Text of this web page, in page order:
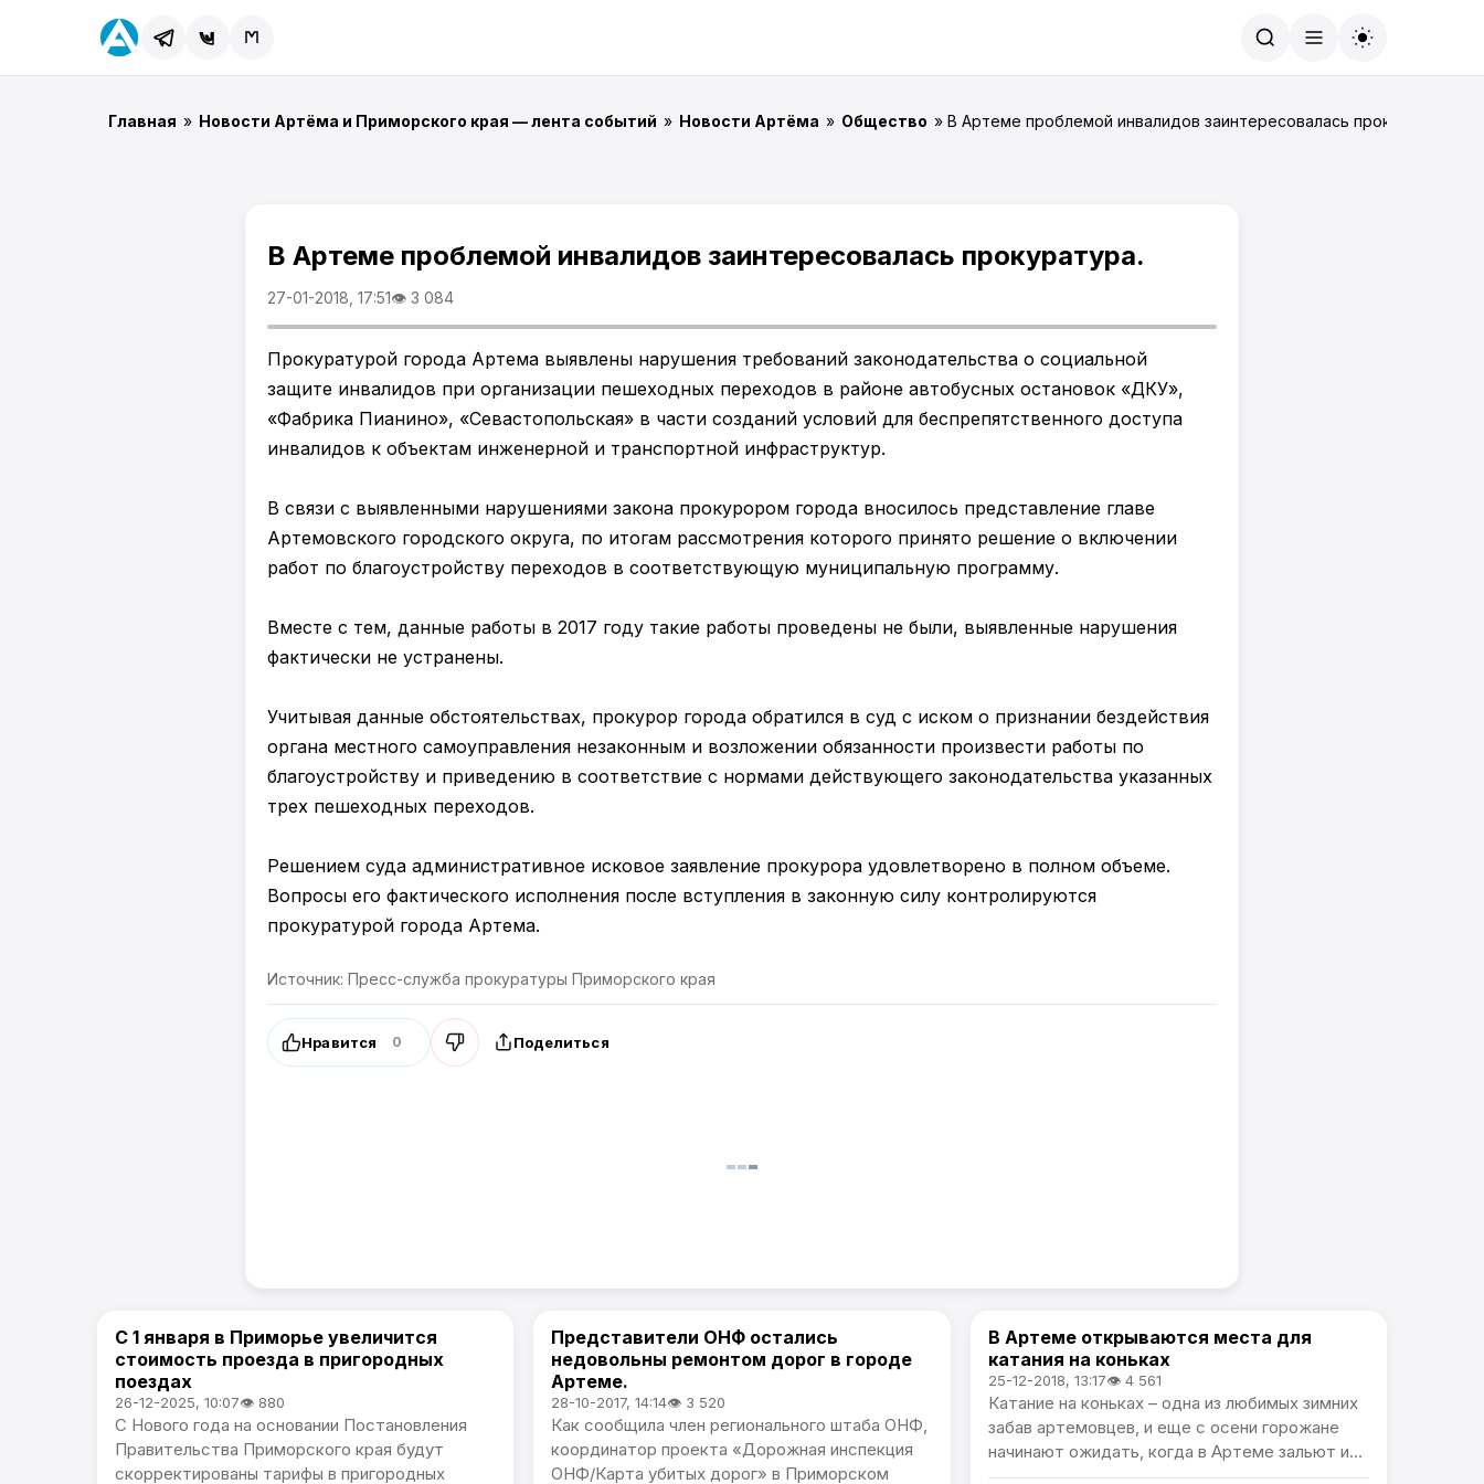
Главная » Новости Артёма и Приморского края — лента событий » Новости Артёма » Общество » В Артеме проблемой инвалидов заинтересовалась прокуратура.
В Артеме проблемой инвалидов заинтересовалась прокуратура.
27-01-2018, 17:51👁 3 084
Прокуратурой города Артема выявлены нарушения требований законодательства о социальной
защите инвалидов при организации пешеходных переходов в районе автобусных остановок «ДКУ»,
«Фабрика Пианино», «Севастопольская» в части созданий условий для беспрепятственного доступа
инвалидов к объектам инженерной и транспортной инфраструктур.
В связи с выявленными нарушениями закона прокурором города вносилось представление главе
Артемовского городского округа, по итогам рассмотрения которого принято решение о включении
работ по благоустройству переходов в соответствующую муниципальную программу.
Вместе с тем, данные работы в 2017 году такие работы проведены не были, выявленные нарушения
фактически не устранены.
Учитывая данные обстоятельствах, прокурор города обратился в суд с иском о признании бездействия
органа местного самоуправления незаконным и возложении обязанности произвести работы по
благоустройству и приведению в соответствие с нормами действующего законодательства указанных
трех пешеходных переходов.
Решением суда административное исковое заявление прокурора удовлетворено в полном объеме.
Вопросы его фактического исполнения после вступления в законную силу контролируются
прокуратурой города Артема.
Источник: Пресс-служба прокуратуры Приморского края
Нравится 0 Поделиться
Общество / Коммерческие новости Артема
️С 1 января в Приморье увеличится
стоимость проезда в пригородных
поездах
26-12-2025, 10:07👁 880
С Нового года на основании Постановления
Правительства Приморского края будут
скорректированы тарифы в пригородных
Общество
Представители ОНФ остались
недовольны ремонтом дорог в городе
Артеме.
28-10-2017, 14:14👁 3 520
Как сообщила член регионального штаба ОНФ,
координатор проекта «Дорожная инспекция
ОНФ/Карта убитых дорог» в Приморском
Общество
В Артеме открываются места для
катания на коньках
25-12-2018, 13:17👁 4 561
Катание на коньках – одна из любимых зимних
забав артемовцев, и еще с осени горожане
начинают ожидать, когда в Артеме зальют и...